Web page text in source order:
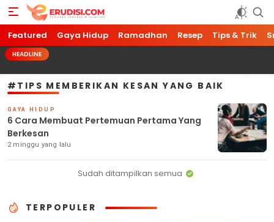
Erudisi
Temukan Jawaban dan Inspirasi
Featured Gaya Hidup Ramadhan Resep Tips & Trik
HEADLINE
#TIPS MEMBERIKAN KESAN YANG BAIK
GAYA HIDUP
6 Cara Membuat Pertemuan Pertama Yang
Berkesan
2 minggu yang lalu
Sudah ditampilkan semua
TERPOPULER